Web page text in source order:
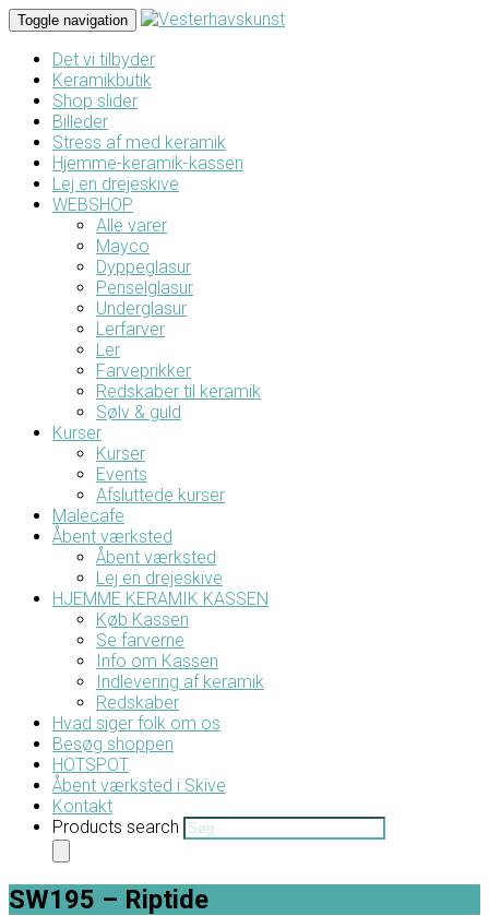
Toggle navigation
Det vi tilbyder
Keramikbutik
Shop slider
Billeder
Stress af med keramik
Hjemme-keramik-kassen
Lej en drejeskive
WEBSHOP
Alle varer
Mayco
Dyppeglasur
Penselglasur
Underglasur
Lerfarver
Ler
Farveprikker
Redskaber til keramik
Sølv & guld
Kurser
Kurser
Events
Afsluttede kurser
Malecafe
Åbent værksted
Åbent værksted
Lej en drejeskive
HJEMME KERAMIK KASSEN
Køb Kassen
Se farverne
Info om Kassen
Indlevering af keramik
Redskaber
Hvad siger folk om os
Besøg shoppen
HOTSPOT
Åbent værksted i Skive
Kontakt
Products search
SW195 – Riptide